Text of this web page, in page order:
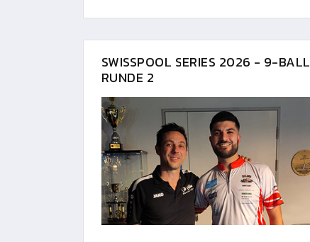
SWISSPOOL SERIES 2026 - 9-BALL
RUNDE 2